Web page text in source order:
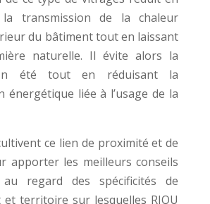
la transmission de la chaleur
du bâtiment tout en laissant
naturelle. Il évite alors la
été tout en réduisant la
énergétique liée à l’usage de la
ce lien de proximité et de
apporter les meilleurs conseils
regard des spécificités de
et territoire sur lesquelles RIOU